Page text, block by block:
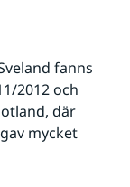
fanns
2012 och
där
mycket